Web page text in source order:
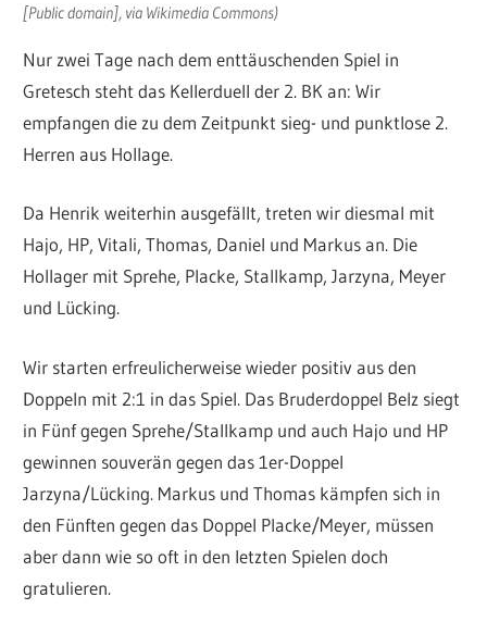
[Public domain], via Wikimedia Commons)
Nur zwei Tage nach dem enttäuschenden Spiel in
Gretesch steht das Kellerduell der 2. BK an: Wir
empfangen die zu dem Zeitpunkt sieg- und punktlose 2.
Herren aus Hollage.
Da Henrik weiterhin ausgefällt, treten wir diesmal mit
Hajo, HP, Vitali, Thomas, Daniel und Markus an. Die
Hollager mit Sprehe, Placke, Stallkamp, Jarzyna, Meyer
und Lücking.
Wir starten erfreulicherweise wieder positiv aus den
Doppeln mit 2:1 in das Spiel. Das Bruderdoppel Belz siegt
in Fünf gegen Sprehe/Stallkamp und auch Hajo und HP
gewinnen souverän gegen das 1er-Doppel
Jarzyna/Lücking. Markus und Thomas kämpfen sich in
den Fünften gegen das Doppel Placke/Meyer, müssen
aber dann wie so oft in den letzten Spielen doch
gratulieren.